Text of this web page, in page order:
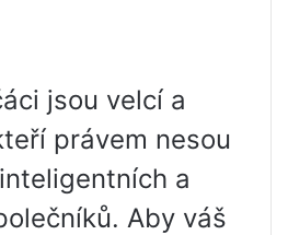
jsou velcí a
právem nesou
a
Aby váš